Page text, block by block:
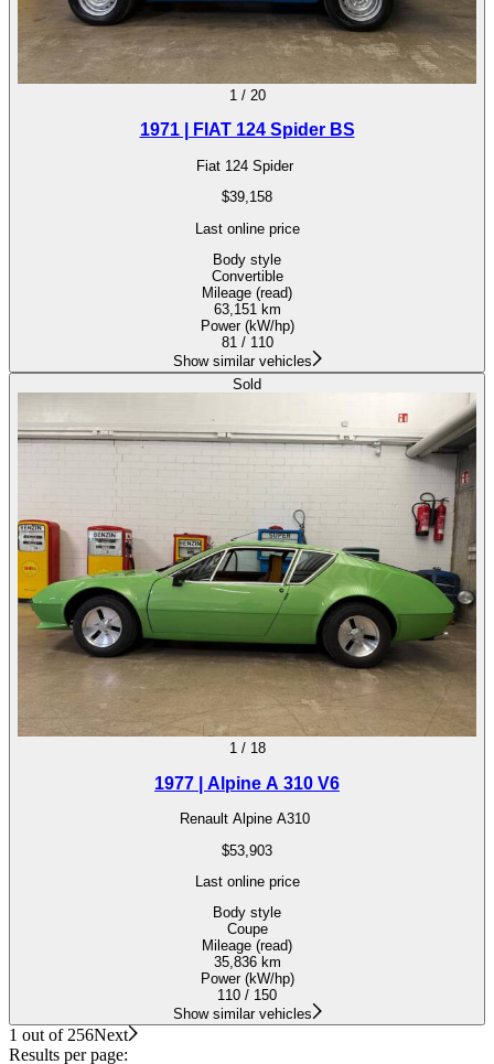
1 / 20
1971 | FIAT 124 Spider BS
Fiat 124 Spider
$39,158
Last online price
Body style
Convertible
Mileage (read)
63,151 km
Power (kW/hp)
81 / 110
Show similar vehicles
Sold
1/ 18
1977 | Alpine A 310 V6
Renault Alpine A310
$53,903
Last online price
Body style
Coupe
Mileage (read)
35,836 km
Power (kW/hp)
110 / 150
Show similar vehicles
1 out of 256Next
Results per page: